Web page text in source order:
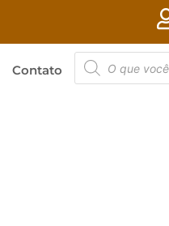
Contato